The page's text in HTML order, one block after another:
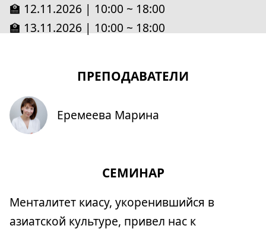
ПРЕПОДАВАТЕЛИ
Еремеева Марина
🏫 12.11.2026 | 10:00 ~ 18:00
🏫 13.11.2026 | 10:00 ~ 18:00
СЕМИНАР
Менталитет киасу, укоренившийся в
азиатской культуре, привел нас к